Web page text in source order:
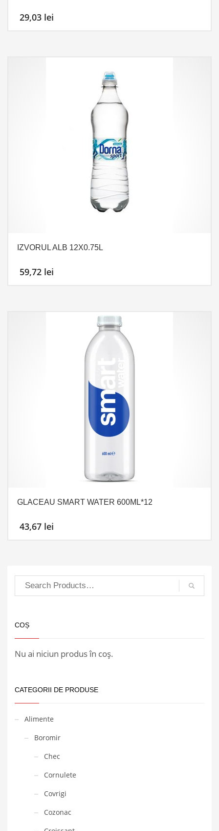
29,03 lei
IZVORUL ALB 12X0.75L
59,72 lei
GLACEAU SMART WATER 600ML*12
43,67 lei
COȘ
Nu ai niciun produs în coș.
CATEGORII DE PRODUSE
Alimente
Boromir
Chec
Cornulete
Covrigi
Cozonac